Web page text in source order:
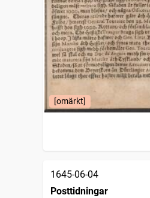
[omärkt]
1645-06-04
Posttidningar